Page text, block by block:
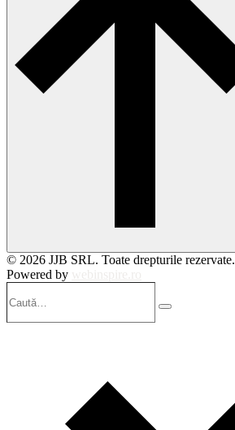
© 2026 JJB SRL. Toate drepturile rezervate.
Powered by
Search